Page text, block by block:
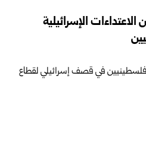
الإسرائيلية